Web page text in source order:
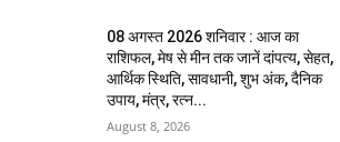
08 अगस्त 2026 शनिवार : आज का
राशिफल, मेष से मीन तक जानें दांपत्य, सेहत,
आर्थिक स्थिति, सावधानी, शुभ अंक, दैनिक
उपाय, मंत्र, रत्न...
August 8, 2026